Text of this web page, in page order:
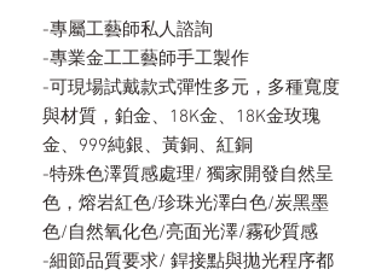
-專屬工藝師私人諮詢
-專業金工工藝師手工製作
-可現場試戴款式彈性多元，多種寬度
與材質，鉑金、18K金、18K金玫瑰
金、999純銀、黃銅、紅銅
-特殊色澤質感處理/ 獨家開發自然呈
色，熔岩紅色/珍珠光澤白色/炭黑墨
色/自然氧化色/亮面光澤/霧砂質感
-細節品質要求/ 銲接點與拋光程序都